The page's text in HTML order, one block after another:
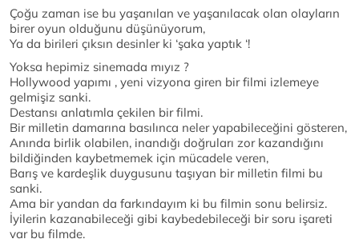
Çoğu zaman ise bu yaşanılan ve yaşanılacak olan olayların
birer oyun olduğunu düşünüyorum,
Ya da birileri çıksın desinler ki ‘şaka yaptık ‘!
Yoksa hepimiz sinemada mıyız ?
Hollywood yapımı , yeni vizyona giren bir filmi izlemeye
gelmişiz sanki.
Destansı anlatımla çekilen bir filmi.
Bir milletin damarına basılınca neler yapabileceğini gösteren,
Anında birlik olabilen, inandığı doğruları zor kazandığını
bildiğinden kaybetmemek için mücadele veren,
Barış ve kardeşlik duygusunu taşıyan bir milletin filmi bu
sanki.
Ama bir yandan da farkındayım ki bu filmin sonu belirsiz.
İyilerin kazanabileceği gibi kaybedebileceği bir soru işareti
var bu filmde.